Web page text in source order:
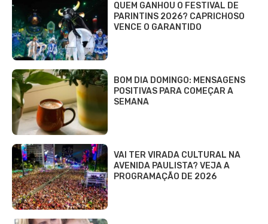
QUEM GANHOU O FESTIVAL DE
PARINTINS 2026? CAPRICHOSO
VENCE O GARANTIDO
BOM DIA DOMINGO: MENSAGENS
POSITIVAS PARA COMEÇAR A
SEMANA
VAI TER VIRADA CULTURAL NA
AVENIDA PAULISTA? VEJA A
PROGRAMAÇÃO DE 2026